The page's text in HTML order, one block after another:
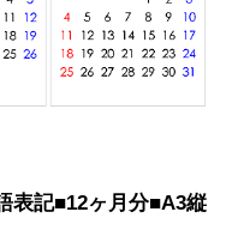
表記■12ヶ月分■A3縦